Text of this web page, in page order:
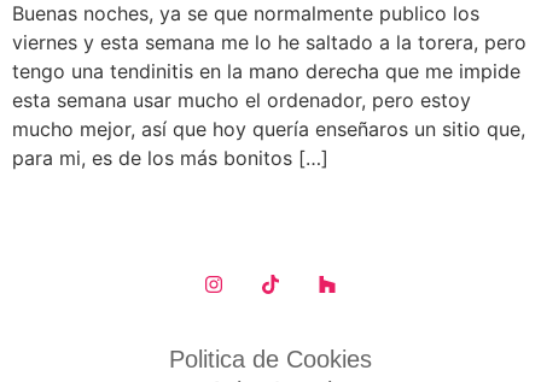
Buenas noches, ya se que normalmente publico los
viernes y esta semana me lo he saltado a la torera, pero
tengo una tendinitis en la mano derecha que me impide
esta semana usar mucho el ordenador, pero estoy
mucho mejor, así que hoy quería enseñaros un sitio que,
para mi, es de los más bonitos […]
Politica de Cookies